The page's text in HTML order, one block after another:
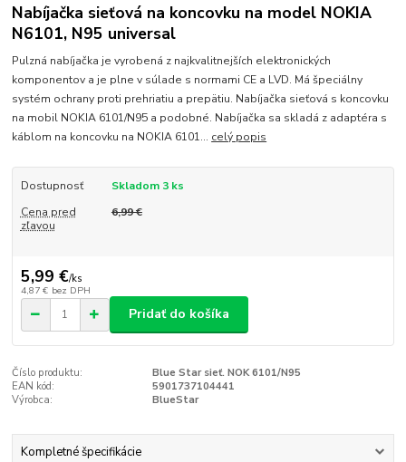
Nabíjačka sieťová na koncovku na model NOKIA
N6101, N95 universal
Pulzná nabíjačka je vyrobená z najkvalitnejších elektronických
komponentov a je plne v súlade s normami CE a LVD. Má špeciálny
systém ochrany proti prehriatiu a prepätiu. Nabíjačka sieťová s koncovku
na mobil NOKIA 6101/N95 a podobné. Nabíjačka sa skladá z adaptéra s
káblom na koncovku na NOKIA 6101... celý popis
Dostupnosť
Skladom 3 ks
Cena pred
zľavou
6,99 €
5,99 €/ks
4,87 € bez DPH
Pridať do košíka
Číslo produktu:
Blue Star sieť. NOK 6101/N95
EAN kód:
5901737104441
Výrobca:
BlueStar
Kompletné špecifikácie